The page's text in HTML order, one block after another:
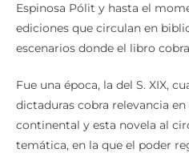
Espinosa Pólit y hasta el
ediciones que circulan en
escenarios donde el libro
Fue una época, la del S. XIX,
dictaduras cobra relevancia
continental y esta novela al
temática, en la que el poder